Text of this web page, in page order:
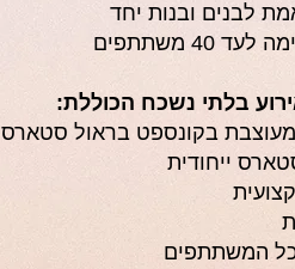
לבנים ובנות יחד
משתתפים
בלתי נשכח הכוללת:
מעוצבת בקונספט בראול סטארס
ייחודית
המשתתפים